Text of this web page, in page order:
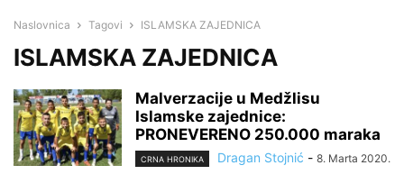
Naslovnica Tagovi ISLAMSKA ZAJEDNICA
ISLAMSKA ZAJEDNICA
Malverzacije u Medžlisu
Islamske zajednice:
PRONEVERENO 250.000 maraka
CRNA HRONIKA Dragan Stojnić - 8. Marta 2020.